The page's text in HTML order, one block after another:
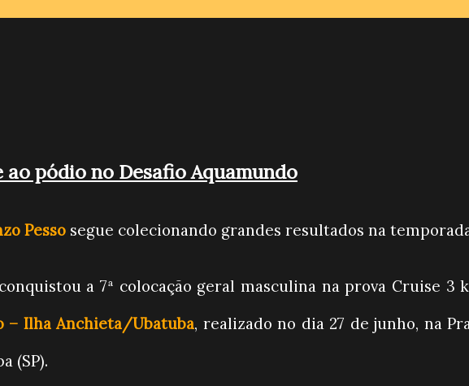
ao pódio no Desafio Aquamundo
Pesso segue colecionando grandes resultados na
a 7ª colocação geral masculina na prova Cruise 3
– Ilha Anchieta/Ubatuba, realizado no dia 27 de junho, na
(SP).